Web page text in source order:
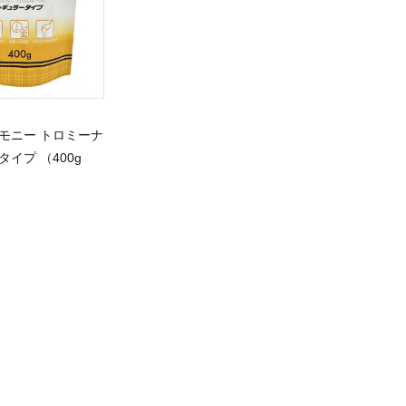
ニー トロミーナ
イプ （400g